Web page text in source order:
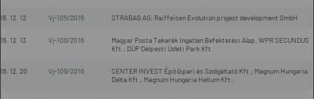
12. 12 Vj-105/2016 STRABAG AG; Raiffeisen Evolution project development GmbH
12. 13 Vj-106/2016
Magyar Posta Takarék Ingatlan Befektetési Alap, WPR SECUNDUS
Kft.; DÜP Délpesti Üzleti Park Kft.
12. 20 Vj-109/2016
CENTER INVEST Építőipari és Szolgáltató Kft.; Magnum Hungaria
Delta Kft.; Magnum Hungaria Helium Kft.;